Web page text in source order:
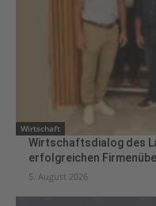
Wirtschaft
Wirtschaftsdialog des
erfolgreichen
5. August 2026